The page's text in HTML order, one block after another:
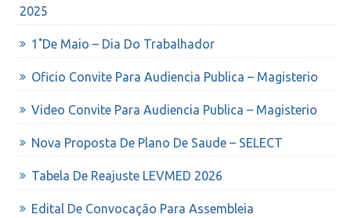
2025
1˚de Maio – Dia Do Trabalhador
Oficio Convite Para Audiencia Publica – Magisterio
Video Convite Para Audiencia Publica – Magisterio
Nova Proposta De Plano De Saude – SELECT
Tabela De Reajuste LEVMED 2026
Edital De Convocação Para Assembleia